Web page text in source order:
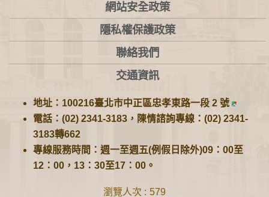
網站安全政策
隱私權保護政策
聯絡我們
交通資訊
地址：100216臺北市中正區忠孝東路一段 2 號
電話：(02) 2341-3183，陳情諮詢專線：(02) 2341-
3183轉662
專線服務時間：週一至週五(例假日除外)09：00至
12：00，13：30至17：00。
瀏覽人次 579